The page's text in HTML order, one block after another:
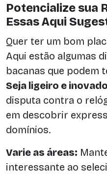
Potencialize sua
Essas Aqui
Quer ter um bom
Aqui estão algumas
bacanas que podem
Seja ligeiro e
disputa contra o
em descobrir
domínios.
Varie as áreas:
interessante ao